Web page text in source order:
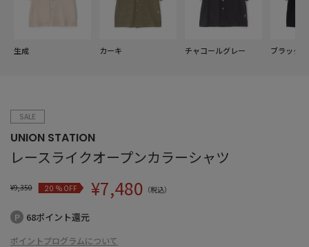
生成 カーキ チャコールグレー ブラック
SALE
UNION STATION
レースライクオープンカラーシャツ
¥9,350 20% OFF ¥7,480 （税込）
68ポイント還元
ポイントプログラムについて